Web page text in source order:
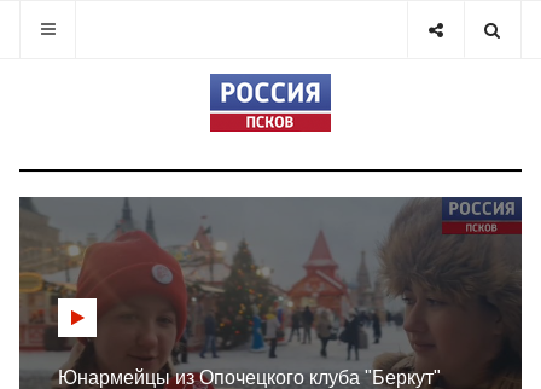
Юнармейцы из Опочецкого клуба "Беркут"